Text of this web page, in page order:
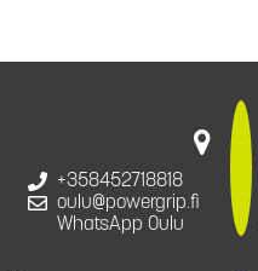
+358452718818
oulu@powergrip.fi
WhatsApp Oulu